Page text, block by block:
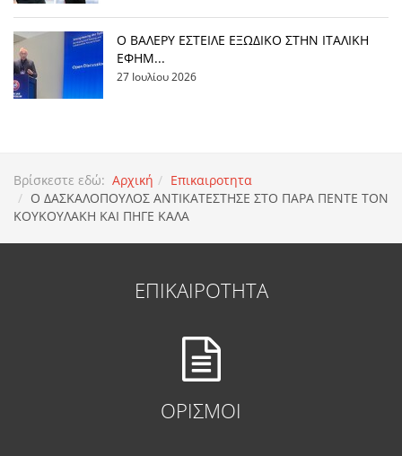
Ο ΒΑΛΕΡΥ ΕΣΤΕΙΛΕ ΕΞΩΔΙΚΟ ΣΤΗΝ ΙΤΑΛΙΚΗ
ΕΦΗΜ...
27 Ιουλίου 2026
Βρίσκεστε εδώ: Αρχική
Επικαιροτητα
Ο ΔΑΣΚΑΛΟΠΟΥΛΟΣ ΑΝΤΙΚΑΤΕΣΤΗΣΕ ΣΤΟ ΠΑΡΑ ΠΕΝΤΕ ΤΟΝ
ΚΟΥΚΟΥΛΑΚΗ ΚΑΙ ΠΗΓΕ ΚΑΛΑ
ΕΠΙΚΑΙΡΟΤΗΤΑ
ΟΡΙΣΜΟΙ